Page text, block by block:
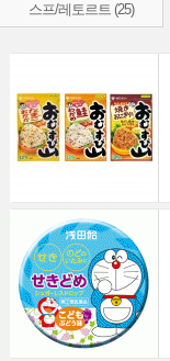
스프/레토르트 (25)